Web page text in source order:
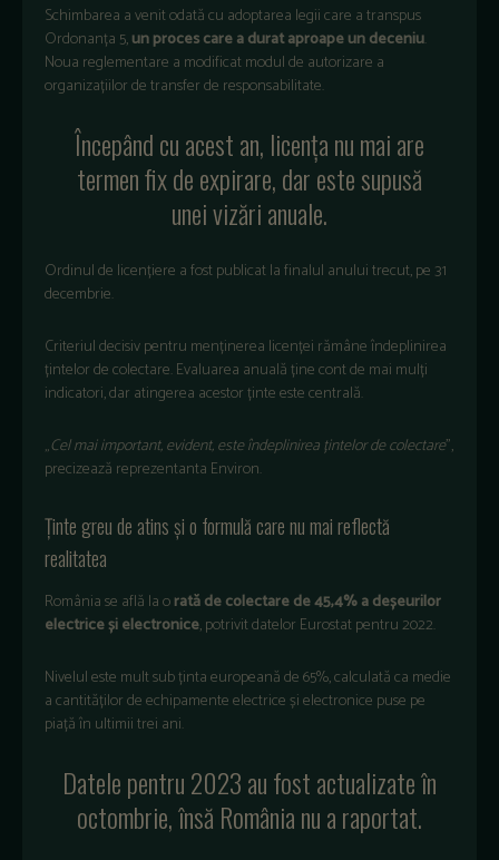
Schimbarea a venit odată cu adoptarea legii care a transpus
Ordonanța 5,un proces care a durat aproape un deceniu.
Noua reglementare a modificat modul de autorizare a
organizațiilor de transfer de responsabilitate.
Începând cu acest an, licența nu mai are
termen fix de expirare, dar este supusă
unei vizări anuale.
Ordinul de licențiere a fost publicat la finalul anului trecut, pe 31
decembrie.
Criteriul decisiv pentru menținerea licenței rămâne îndeplinirea
țintelor de colectare. Evaluarea anuală ține cont de mai mulți
indicatori, dar atingerea acestor ținte este centrală.
„Cel mai important, evident, este îndeplinirea țintelor de colectare”,
precizează reprezentanta Environ.
Ținte greu de atins și o formulă care nu mai reflectă
realitatea
România se află la orată de colectare de 45,4% a deșeurilor
electrice și electronice, potrivit datelor Eurostat pentru 2022.
Nivelul este mult sub ținta europeană de 65%, calculată ca medie
a cantităților de echipamente electrice și electronice puse pe
piață în ultimii trei ani.
Datele pentru 2023 au fost actualizate în
octombrie, însă România nu a raportat.